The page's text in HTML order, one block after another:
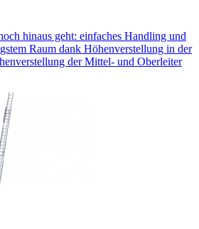
hinaus geht: einfaches Handling und
Raum dank Höhenverstellung in der
der Mittel- und Oberleiter